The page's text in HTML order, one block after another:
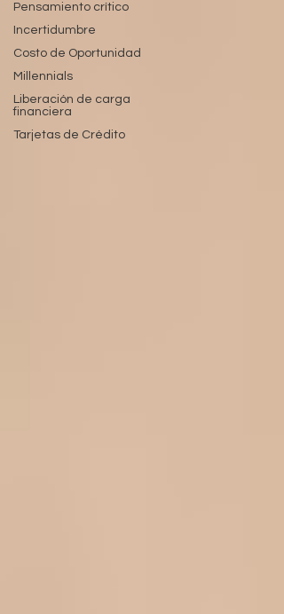
Pensamiento crítico
Incertidumbre
Costo de Oportunidad
Millennials
Liberación de carga
financiera
Tarjetas de Crédito